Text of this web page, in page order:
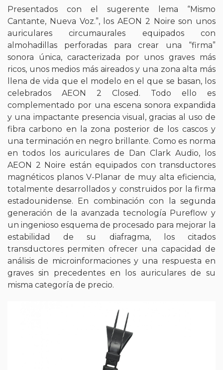
Presentados con el sugerente lema “Mismo
Cantante, Nueva Voz.”, los AEON 2 Noire son unos
auriculares circumaurales equipados con
almohadillas perforadas para crear una “firma”
sonora única, caracterizada por unos graves más
ricos, unos medios más aireados y una zona alta más
llena de vida que el modelo en el que se basan, los
celebrados AEON 2 Closed. Todo ello es
complementado por una escena sonora expandida
y una impactante presencia visual, gracias al uso de
fibra carbono en la zona posterior de los cascos y
una terminación en negro brillante. Como es norma
en todos los auriculares de Dan Clark Audio, los
AEON 2 Noire están equipados con transductores
magnéticos planos V-Planar de muy alta eficiencia,
totalmente desarrollados y construidos por la firma
estadounidense. En combinación con la segunda
generación de la avanzada tecnología Pureflow y
un ingenioso esquema de procesado para mejorar la
estabilidad de su diafragma, los citados
transductores permiten ofrecer una capacidad de
análisis de microinformaciones y una respuesta en
graves sin precedentes en los auriculares de su
misma categoría de precio.